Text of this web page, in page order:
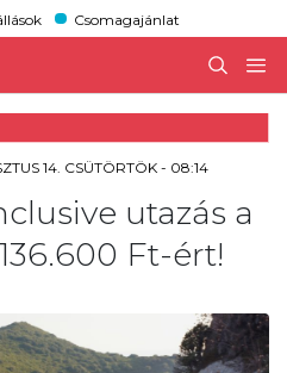
Csomagajánlat
14. CSÜTÖRTÖK - 08:14
utazás a
Ft-ért!